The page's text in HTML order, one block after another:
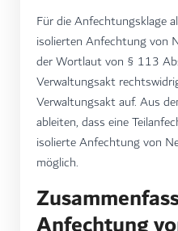
Für die Anfechtungsklage
isolierten Anfechtung von
der Wortlaut von § 113
Verwaltungsakt
Verwaltungsakt auf. Aus
ableiten, dass eine
isolierte Anfechtung von
möglich.